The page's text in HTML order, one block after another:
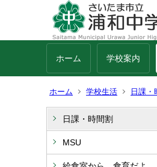
ホーム 学校案内
ホーム 学校生活 日課・
日課・時間割
MSU